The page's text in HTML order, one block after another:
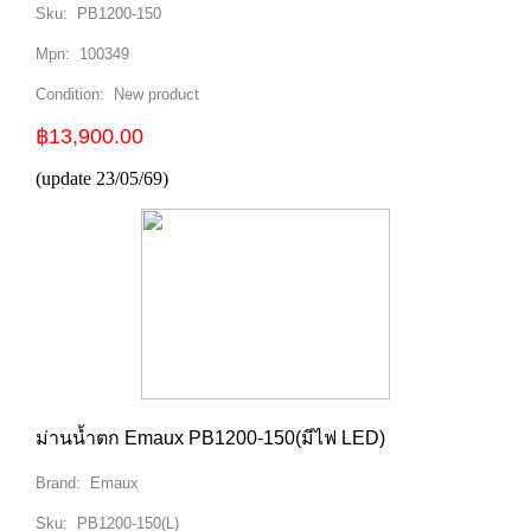
Sku: PB1200-150
Mpn: 100349
Condition: New product
฿13,900.00
(update 23/05/69)
ม่านน้ำตก Emaux PB1200-150(มีไฟ LED)
Brand: Emaux
Sku: PB1200-150(L)